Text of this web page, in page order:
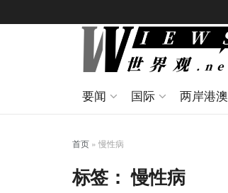
要闻 国际 两岸港澳
首页 » 慢性病
标签：慢性病